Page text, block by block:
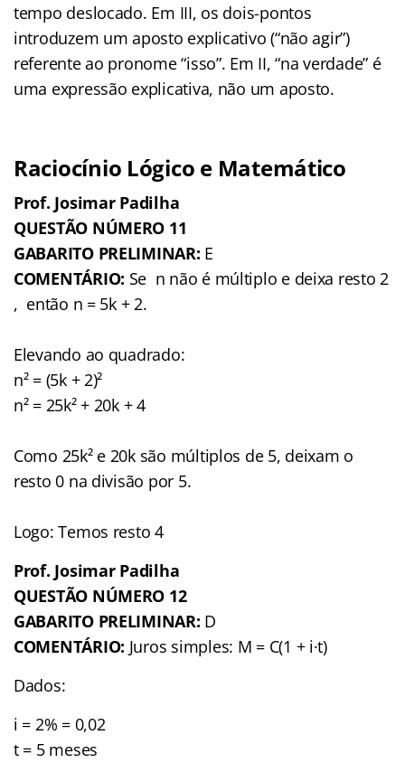
tempo deslocado. Em III, os dois-pontos
introduzem um aposto explicativo (“não agir”)
referente ao pronome “isso”. Em II, “na verdade” é
uma expressão explicativa, não um aposto.
Raciocínio Lógico e Matemático
Prof. Josimar Padilha
QUESTÃO NÚMERO 11
GABARITO PRELIMINAR: E
COMENTÁRIO: Se n não é múltiplo e deixa resto 2
, então n = 5k + 2.
Elevando ao quadrado:
n² = (5k + 2)²
n² = 25k² + 20k + 4
Como 25k² e 20k são múltiplos de 5, deixam o
resto 0 na divisão por 5.
Logo: Temos resto 4
Prof. Josimar Padilha
QUESTÃO NÚMERO 12
GABARITO PRELIMINAR: D
COMENTÁRIO: Juros simples: M = C(1 + i·t)
Dados:
i = 2% = 0,02
t = 5 meses